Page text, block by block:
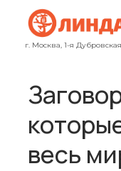
г. Москва, 1-я
весь